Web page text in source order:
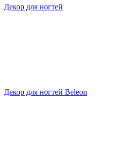
Декор для ногтей
Декор для ногтей Beleon